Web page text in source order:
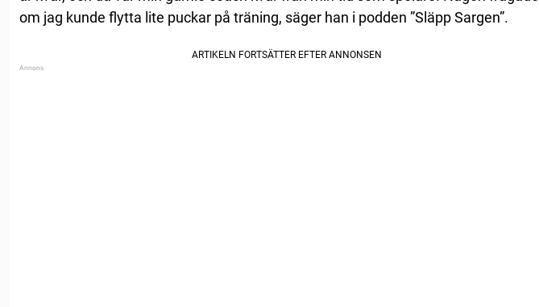
om jag kunde flytta lite puckar på träning, säger han i podden ”Släpp Sargen”.